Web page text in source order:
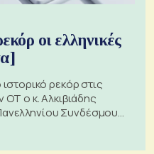
οι ελληνικές
ρεκόρ στις
ΟΤ ο κ. Αλκιβιάδης
Συνδέσμου